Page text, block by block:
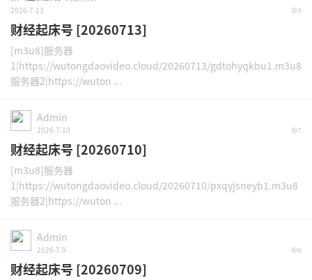
2026-7-13 9
财经起床号 [20260713]
[m3u8]服务器
1|https://wutongdaovideo.cloud/20260713/gdtohyqkbu1.m3u8
服务器2|https://wuton ...
Admin
2026-7-10 7
财经起床号 [20260710]
[m3u8]服务器
1|https://wutongdaovideo.cloud/20260710/pxqyjsneyb1.m3u8
服务器2|https://wuton ...
Admin
2026-7-9 6
财经起床号 [20260709]